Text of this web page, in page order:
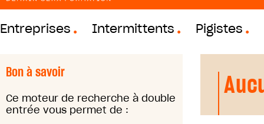
Entreprises Intermittents Pigistes
Bon à savoir
Ce moteur de recherche à double
entrée vous permet de :